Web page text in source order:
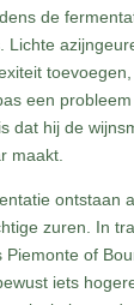
de
Lichte
een
dat hij de
maakt.
ontstaan
zuren. In
Piemonte of
iets